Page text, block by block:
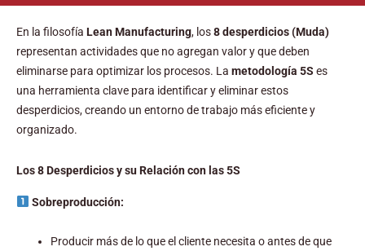
En la filosofía Lean Manufacturing, los8 desperdicios (Muda)
representan actividades que no agregan valor y que deben
eliminarse para optimizar los procesos. La metodología 5S es
una herramienta clave para identificar y eliminar estos
desperdicios, creando un entorno de trabajo más eficiente y
organizado.
Los 8 Desperdicios y su Relación con las 5S
Sobreproducción:
Producir más de lo que el cliente necesita o antes de que